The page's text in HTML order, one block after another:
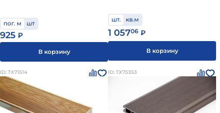
пог. м шт
925 ₽
В корзину
шт. кв.м
1 05706 ₽
В корзину
ID: ТХ71514 ID: ТХ75353